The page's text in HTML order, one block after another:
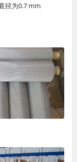
径为0.7 mm